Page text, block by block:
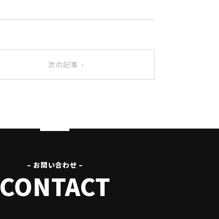
次の記事 ›
– お問い合わせ –